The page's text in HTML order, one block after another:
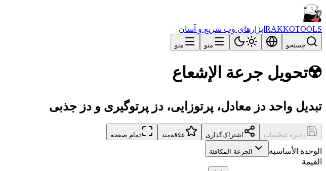
RAKKOTOOLS ابزارهای وب سریع و آسان
جستجو منو منو
☢️تحويل جرعة الإشعاع
تبدیل واحد دز معادل، پرتوزایی، دز پرتوگیری و دز جذبی
ذخیره تنظیمات اشتراک‌گذاری علاقه‌مند تمام صفحه
الوحدة الأساسية الجرعة المكافئة
القيمة